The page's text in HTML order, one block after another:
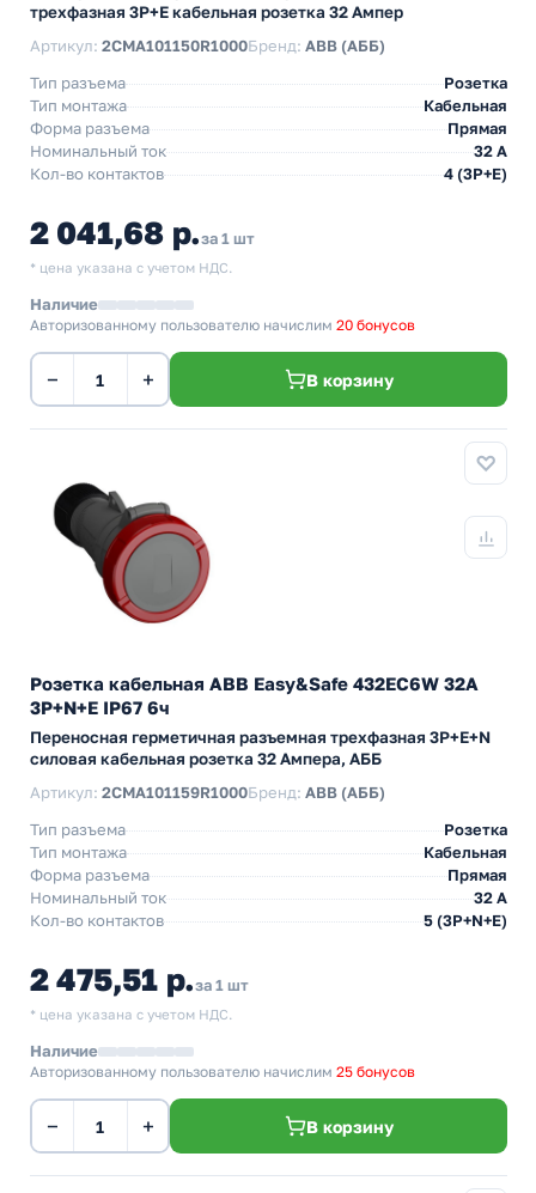
трехфазная 3P+E кабельная розетка 32 Ампер
Артикул: 2CMA101150R1000Бренд: ABB (АББ)
Тип разъема
Розетка
Тип монтажа
Кабельная
Форма разъема
Прямая
Номинальный ток
32 А
Кол-во контактов
4 (3P+E)
2 041,68 р.за 1 шт
* цена указана с учетом НДС.
Наличие
Авторизованному пользователю начислим 20 бонусов
− + В корзину
Розетка кабельная ABB Easy&Safe 432EC6W 32А
3P+N+E IP67 6ч
Переносная герметичная разъемная трехфазная 3P+E+N
силовая кабельная розетка 32 Ампера, АББ
Артикул: 2CMA101159R1000Бренд: ABB (АББ)
Тип разъема
Розетка
Тип монтажа
Кабельная
Форма разъема
Прямая
Номинальный ток
32 А
Кол-во контактов
5 (3P+N+E)
2 475,51 р.за 1 шт
* цена указана с учетом НДС.
Наличие
Авторизованному пользователю начислим 25 бонусов
− + В корзину